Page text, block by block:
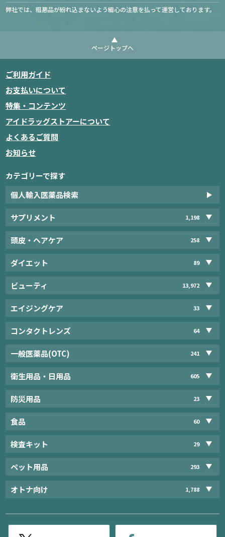
弊社では、粗悪品が紛れ込まないよう細心の注意を払って運営しております。
ページトップへ
ご利用ガイド
お支払いについて
特集・コンテンツ
アイドラッグストアーについて
よくあるご質問
お知らせ
カテゴリーで探す
個人輸入医薬品検索
サプリメント 1,198
頭皮・ヘアケア 258
ダイエット 89
ビューティ 13,972
エイジングケア 33
コンタクトレンズ 64
一般医薬品(OTC) 241
衛生用品・日用品 605
防災用品 23
食品 60
検査キット 29
ペット用品 293
オトナ向け 1,788